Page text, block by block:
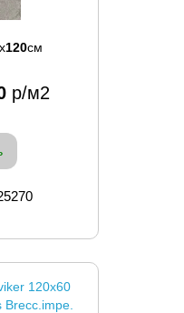
x120см
р/м2
120x60